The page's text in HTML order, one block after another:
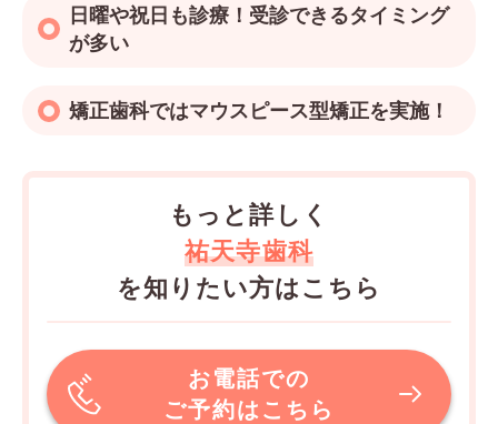
日曜や祝日も診療！受診できるタイミング
が多い
矯正歯科ではマウスピース型矯正を実施！
もっと詳しく
祐天寺歯科
を知りたい方はこちら
お電話での
ご予約はこちら